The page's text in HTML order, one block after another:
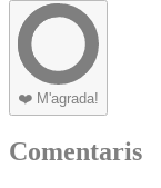
❤️ M'agrada!
Comentaris